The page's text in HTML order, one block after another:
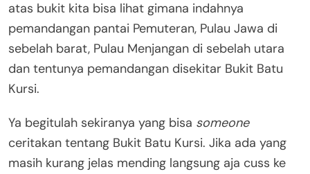
atas bukit kita bisa lihat gimana indahnya
pemandangan pantai Pemuteran, Pulau Jawa di
sebelah barat, Pulau Menjangan di sebelah utara
dan tentunya pemandangan disekitar Bukit Batu
Kursi.
Ya begitulah sekiranya yang bisa someone
ceritakan tentang Bukit Batu Kursi. Jika ada yang
masih kurang jelas mending langsung aja cuss ke